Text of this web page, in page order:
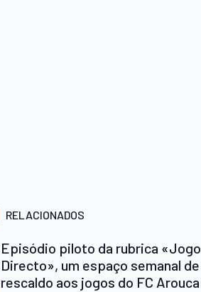
RELACIONADOS
Episódio piloto da rubrica «Jogo
Directo», um espaço semanal de
rescaldo aos jogos do FC Arouca